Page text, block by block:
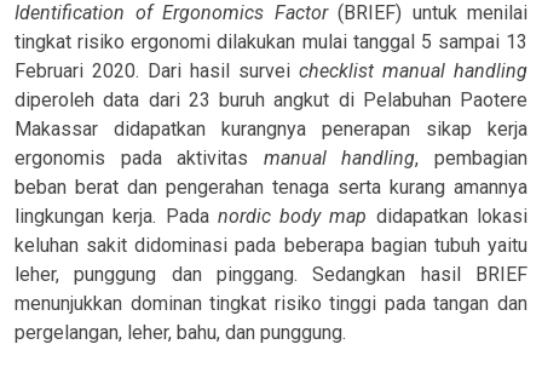
Identification of Ergonomics Factor(BRIEF) untuk menilai
tingkat risiko ergonomi dilakukan mulai tanggal 5 sampai 13
Februari 2020. Dari hasil survei checklist manual handling
diperoleh data dari 23 buruh angkut di Pelabuhan Paotere
Makassar didapatkan kurangnya penerapan sikap kerja
ergonomis pada aktivitas manual handling, pembagian
beban berat dan pengerahan tenaga serta kurang amannya
lingkungan kerja. Pada nordic body map didapatkan lokasi
keluhan sakit didominasi pada beberapa bagian tubuh yaitu
leher, punggung dan pinggang. Sedangkan hasil BRIEF
menunjukkan dominan tingkat risiko tinggi pada tangan dan
pergelangan, leher, bahu, dan punggung.